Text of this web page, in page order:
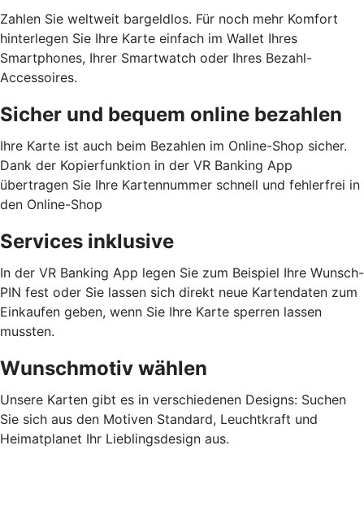
Zahlen Sie weltweit bargeldlos. Für noch mehr Komfort
hinterlegen Sie Ihre Karte einfach im Wallet Ihres
Smartphones, Ihrer Smartwatch oder Ihres Bezahl-
Accessoires.
Sicher und bequem online bezahlen
Ihre Karte ist auch beim Bezahlen im Online-Shop sicher.
Dank der Kopierfunktion in der VR Banking App
übertragen Sie Ihre Kartennummer schnell und fehlerfrei in
den Online-Shop
Services inklusive
In der VR Banking App legen Sie zum Beispiel Ihre Wunsch-
PIN fest oder Sie lassen sich direkt neue Kartendaten zum
Einkaufen geben, wenn Sie Ihre Karte sperren lassen
mussten.
Wunschmotiv wählen
Unsere Karten gibt es in verschiedenen Designs: Suchen
Sie sich aus den Motiven Standard, Leuchtkraft und
Heimatplanet Ihr Lieblingsdesign aus.